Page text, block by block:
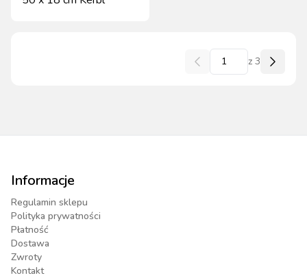
z 3
Informacje
Regulamin sklepu
Polityka prywatności
Płatność
Dostawa
Zwroty
Kontakt